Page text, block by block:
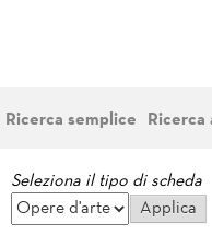
Ricerca semplice Ricerca
Seleziona il tipo di scheda